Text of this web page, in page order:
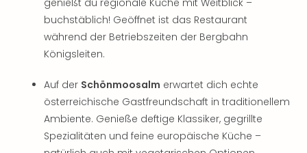
genießt du regionale Küche mit Weitblick –
buchstäblich! Geöffnet ist das Restaurant
während der Betriebszeiten der Bergbahn
Königsleiten.
Auf der Schönmoosalm erwartet dich echte
österreichische Gastfreundschaft in traditionellem
Ambiente. Genieße deftige Klassiker, gegrillte
Spezialitäten und feine europäische Küche –